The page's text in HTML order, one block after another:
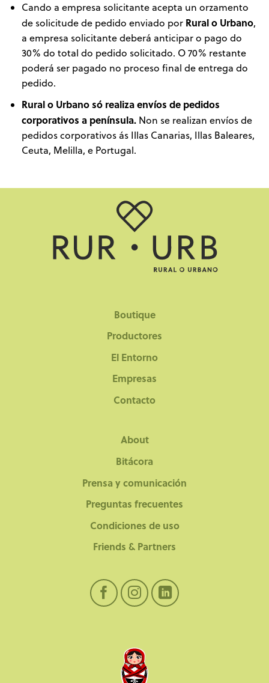
Cando a empresa solicitante acepta un orzamento
de solicitude de pedido enviado por Rural o Urbano,
a empresa solicitante deberá anticipar o pago do
30% do total do pedido solicitado. O 70% restante
poderá ser pagado no proceso final de entrega do
pedido.
Rural o Urbano só realiza envíos de pedidos
corporativos a península.Non se realizan envíos de
pedidos corporativos ás Illas Canarias, Illas Baleares,
Ceuta, Melilla, e Portugal.
Boutique
Productores
El Entorno
Empresas
Contacto
About
Bitácora
Prensa y comunicación
Preguntas frecuentes
Condiciones de uso
Friends & Partners